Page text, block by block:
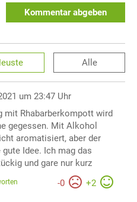
Kommentar abgeben
Alle
um 23:47 Uhr
mit Rhabarberkompott wird
gegessen. Mit Alkohol
aromatisiert, aber der
Idee. Ich mag das
und gare nur kurz
-0 +2